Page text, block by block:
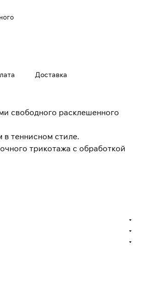
Доставка
свободного расклешенного
теннисном стиле.
трикотажа с обработкой